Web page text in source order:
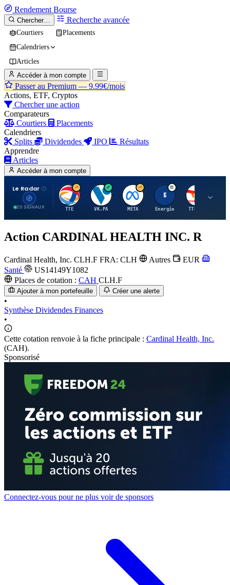
Rendement Bourse
Chercher… Recherche avancée
Courtiers
Placements
Calendriers
Articles
Accéder à mon compte
Passer au Premium — 9.99€/mois
Actions, ETF, Cryptos
Chercher une action
Comparateurs
Courtiers
Placements
Calendriers
Splits
Dividendes IPO
Résultats
Apprendre
Articles
Accéder à mon compte
Le Radar
20 SIGNAUX
T
TTE
V
VK.PA
M
META
E
Energie
T
TTE.PA
Action CARDINAL HEALTH INC. R
Cardinal Health, Inc. CLH.F FRA: CLH Autres
EUR
Santé
US14149Y1082
Places de cotation : CAH CLH.F
Ajouter à mon portefeuille Créer une alerte
•
Synthèse Dividendes Finances
•
Cette cotation renvoie à la fiche principale : Cardinal Health, Inc.
(CAH).
Sponsorisé
Connectez-vous pour ne plus voir de sponsors